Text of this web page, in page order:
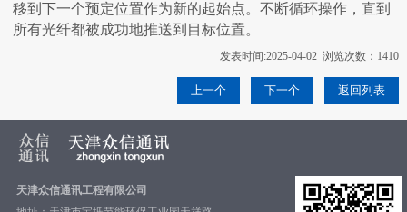
移到下一个预定位置作为新的起始点。不断循环操作，直到
所有光纤都被成功地推送到目标位置。
发表时间:2025-04-02 浏览次数：1410
上一个 下一个 返回列表
天津众信通讯工程有限公司